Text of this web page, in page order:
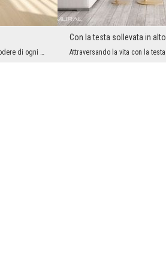
Quando sei a casa pensi cosa fare per godere di ogni momento trascorso in mezzo ai quattro angoli...
Con la testa sollevata in alto